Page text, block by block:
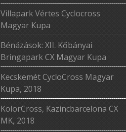
Villapark Vértes Cyclocross
Magyar Kupa
Bénázások: XII. Kőbányai
Bringapark CX Magyar Kupa
Kecskemét CycloCross Magyar
Kupa, 2018
KolorCross, Kazincbarcelona CX
MK, 2018